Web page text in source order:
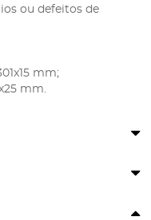
ou defeitos de
mm;
mm.